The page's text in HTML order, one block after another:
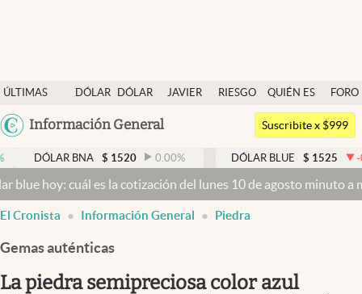
ÚLTIMAS
NOTICIAS
DÓLAR
DÓLAR
JAVIER
RIESGO
QUIÉN ES
QUIÉN
FORO
Argentina
México
Información General
Dólar
Members
Economía y Política
Finanzas y Mercados
Mercados Online
Negocios
Columnistas
Suscribite x $999
BNA $ 1520 0.00% DÓLAR BLUE $ 1525 -0.33%
es la cotización del lunes 10 de agosto minuto a minuto
El Cronista Información General Piedra
Gemas auténticas
La piedra semipreciosa color azul